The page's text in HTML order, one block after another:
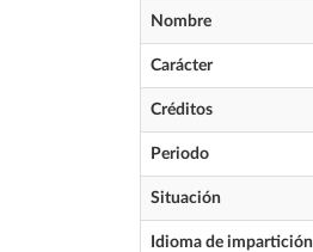
Nombre
Carácter
Créditos
Periodo
Situación
Idioma de impartición